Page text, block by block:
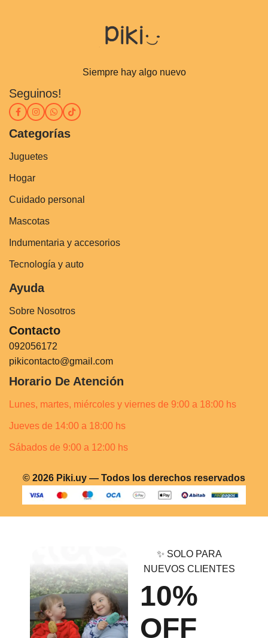
Siempre hay algo nuevo
Seguinos!
Categorías
Juguetes
Hogar
Cuidado personal
Mascotas
Indumentaria y accesorios
Tecnología y auto
Ayuda
Sobre Nosotros
Contacto
092056172
pikicontacto@gmail.com
Horario De Atención
Lunes, martes, miércoles y viernes de 9:00 a 18:00 hs
Jueves de 14:00 a 18:00 hs
Sábados de 9:00 a 12:00 hs
© 2026 Piki.uy — Todos los derechos reservados
✨ SOLO PARA
NUEVOS CLIENTES
10%
OFF